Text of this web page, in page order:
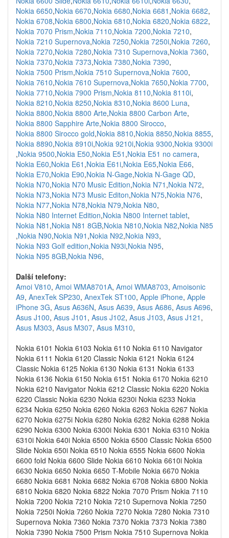
Nokia 6650,Nokia 6670,Nokia 6680,Nokia 6681 ,Nokia 6682,
Nokia 6708,Nokia 6800,Nokia 6810,Nokia 6820,Nokia 6822,
Nokia 7070 Prism,Nokia 7110,Nokia 7200,Nokia 7210,
Nokia 7210 Supernova,Nokia 7250,Nokia 7250i,Nokia 7260,
Nokia 7270,Nokia 7280,Nokia 7310 Supernova,Nokia 7360,
Nokia 7370,Nokia 7373,Nokia 7380,Nokia 7390,
Nokia 7500 Prism,Nokia 7510 Supernova,Nokia 7600,
Nokia 7610,Nokia 7610 Supernova,Nokia 7650,Nokia 7700,
Nokia 7710,Nokia 7900 Prism,Nokia 8110,Nokia 8110i,
Nokia 8210,Nokia 8250,Nokia 8310,Nokia 8600 Luna,
Nokia 8800,Nokia 8800 Arte,Nokia 8800 Carbon Arte,
Nokia 8800 Sapphire Arte,Nokia 8800 Sirocco,
Nokia 8800 Sirocco gold,Nokia 8810,Nokia 8850,Nokia 8855,
Nokia 8890,Nokia 8910i,Nokia 9210i,Nokia 9300,Nokia 9300i
,Nokia 9500,Nokia E50,Nokia E51 ,Nokia E51 no camera,
Nokia E60,Nokia E61 ,Nokia E61i,Nokia E65,Nokia E66,
Nokia E70,Nokia E90,Nokia N-Gage,Nokia N-Gage QD,
Nokia N70,Nokia N70 Music Edition,Nokia N71 ,Nokia N72,
Nokia N73,Nokia N73 Music Editon,Nokia N75,Nokia N76,
Nokia N77,Nokia N78,Nokia N79,Nokia N80,
Nokia N80 Internet Edition,Nokia N800 Internet tablet,
Nokia N81 ,Nokia N81 8GB,Nokia N810,Nokia N82,Nokia N85
,Nokia N90,Nokia N91 ,Nokia N92,Nokia N93,
Nokia N93 Golf edition,Nokia N93i,Nokia N95,
Nokia N95 8GB,Nokia N96,
Další telefony:
Amoi V810, Amoi WMA8701A, Amoi WMA8703, Amoisonic
A9, AnexTek SP230, AnexTek ST100, Apple iPhone, Apple
iPhone 3G, Asus A636N, Asus A639, Asus A686, Asus A696,
Asus J100, Asus J101 , Asus J102, Asus J103, Asus J121 ,
Asus M303, Asus M307, Asus M310,
Nokia 6101 Nokia 6103 Nokia 6110 Nokia 6110 Navigator
Nokia 6111 Nokia 6120 Classic Nokia 6121 Nokia 6124
Classic Nokia 6125 Nokia 6130 Nokia 6131 Nokia 6133
Nokia 6136 Nokia 6150 Nokia 6151 Nokia 6170 Nokia 6210
Nokia 6210 Navigator Nokia 6212 Classic Nokia 6220 Nokia
6220 Classic Nokia 6230 Nokia 6230i Nokia 6233 Nokia
6234 Nokia 6250 Nokia 6260 Nokia 6263 Nokia 6267 Nokia
6270 Nokia 6275i Nokia 6280 Nokia 6282 Nokia 6288 Nokia
6290 Nokia 6300 Nokia 6300i Nokia 6301 Nokia 6310 Nokia
6310i Nokia 640i Nokia 6500 Nokia 6500 Classic Nokia 6500
Slide Nokia 650i Nokia 6510 Nokia 6555 Nokia 6600 Nokia
6600 fold Nokia 6600 Slide Nokia 6610 Nokia 6610i Nokia
6630 Nokia 6650 Nokia 6650 T-Mobile Nokia 6670 Nokia
6680 Nokia 6681 Nokia 6682 Nokia 6708 Nokia 6800 Nokia
6810 Nokia 6820 Nokia 6822 Nokia 7070 Prism Nokia 7110
Nokia 7200 Nokia 7210 Nokia 7210 Supernova Nokia 7250
Nokia 7250i Nokia 7260 Nokia 7270 Nokia 7280 Nokia 7310
Supernova Nokia 7360 Nokia 7370 Nokia 7373 Nokia 7380
Nokia 7390 Nokia 7500 Prism Nokia 7510 Supernova Nokia